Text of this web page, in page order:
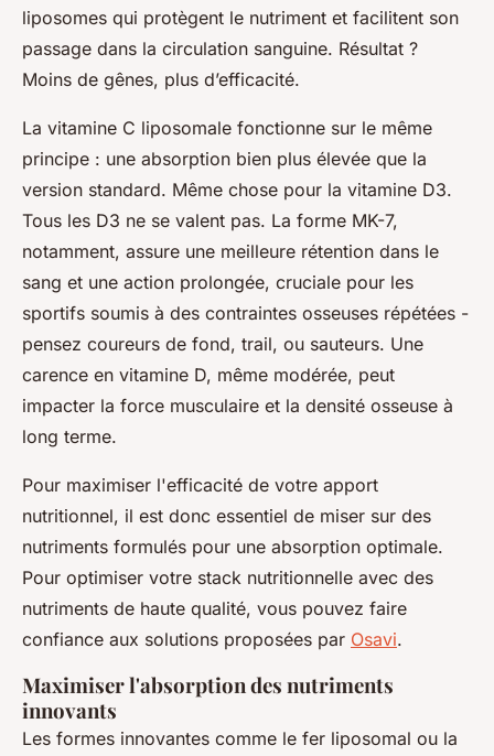
liposomes qui protègent le nutriment et facilitent son
passage dans la circulation sanguine. Résultat ?
Moins de gênes, plus d’efficacité.
La vitamine C liposomale fonctionne sur le même
principe : une absorption bien plus élevée que la
version standard. Même chose pour la vitamine D3.
Tous les D3 ne se valent pas. La forme MK-7,
notamment, assure une meilleure rétention dans le
sang et une action prolongée, cruciale pour les
sportifs soumis à des contraintes osseuses répétées -
pensez coureurs de fond, trail, ou sauteurs. Une
carence en vitamine D, même modérée, peut
impacter la force musculaire et la densité osseuse à
long terme.
Pour maximiser l'efficacité de votre apport
nutritionnel, il est donc essentiel de miser sur des
nutriments formulés pour une absorption optimale.
Pour optimiser votre stack nutritionnelle avec des
nutriments de haute qualité, vous pouvez faire
confiance aux solutions proposées par Osavi.
Maximiser l'absorption des nutriments
innovants
Les formes innovantes comme le fer liposomal ou la